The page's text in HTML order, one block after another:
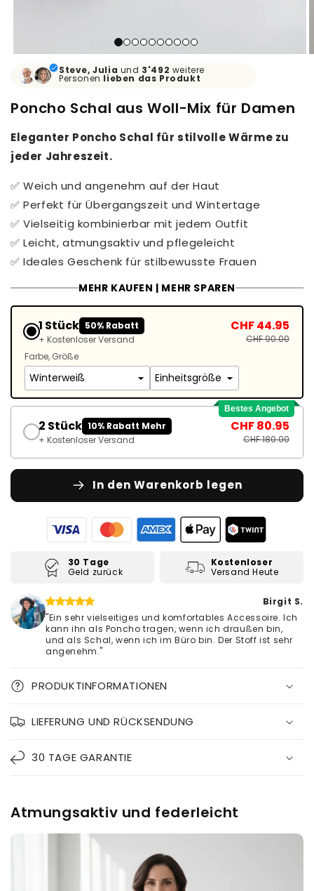
Steve, Julia und 3'492 weitere
Personen lieben das Produkt
Poncho Schal aus Woll-Mix für Damen
Eleganter Poncho Schal für stilvolle Wärme zu
jeder Jahreszeit.
✅ Weich und angenehm auf der Haut
✅ Perfekt für Übergangszeit und Wintertage
✅ Vielseitig kombinierbar mit jedem Outfit
✅ Leicht, atmungsaktiv und pflegeleicht
✅ Ideales Geschenk für stilbewusste Frauen
MEHR KAUFEN | MEHR SPAREN
1 Stück 50% Rabatt
+ Kostenloser Versand
CHF 44.95
CHF 90.00
Farbe Größe
Bestes Angebot
2 Stück 10% Rabatt Mehr
+ Kostenloser Versand
CHF 80.95
CHF 180.00
In den Warenkorb legen
30 Tage
Geld zurück
Kostenloser
Versand Heute
Birgit S.
"Ein sehr vielseitiges und komfortables Accessoire. Ich
kann ihn als Poncho tragen, wenn ich draußen bin,
und als Schal, wenn ich im Büro bin. Der Stoff ist sehr
angenehm."
PRODUKTINFORMATIONEN
LIEFERUNG UND RÜCKSENDUNG
30 TAGE GARANTIE
Atmungsaktiv und federleicht